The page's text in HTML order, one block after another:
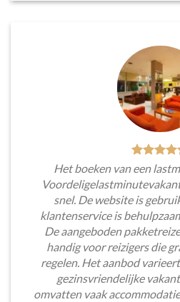
Het boeken van een
snel. De website is
klantenservice is
De aangeboden
handig voor reizigers die
regelen. Het aanbod
gezinsvriendelijke
omvatten vaak